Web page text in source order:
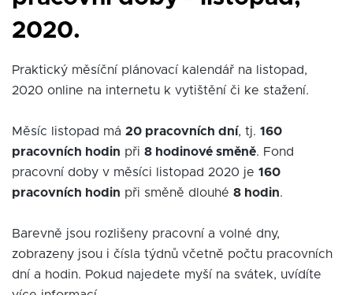
2020.
Praktický měsíční plánovací kalendář na listopad,
2020 online na internetu k vytištění či ke stažení.
Měsíc listopad má 20 pracovních dní, tj. 160
pracovních hodin při 8 hodinové směně. Fond
pracovní doby v měsíci listopad 2020 je 160
pracovních hodin při směně dlouhé 8 hodin.
Barevně jsou rozlišeny pracovní a volné dny,
zobrazeny jsou i čísla týdnů včetně počtu pracovních
dní a hodin. Pokud najedete myší na svátek, uvídíte